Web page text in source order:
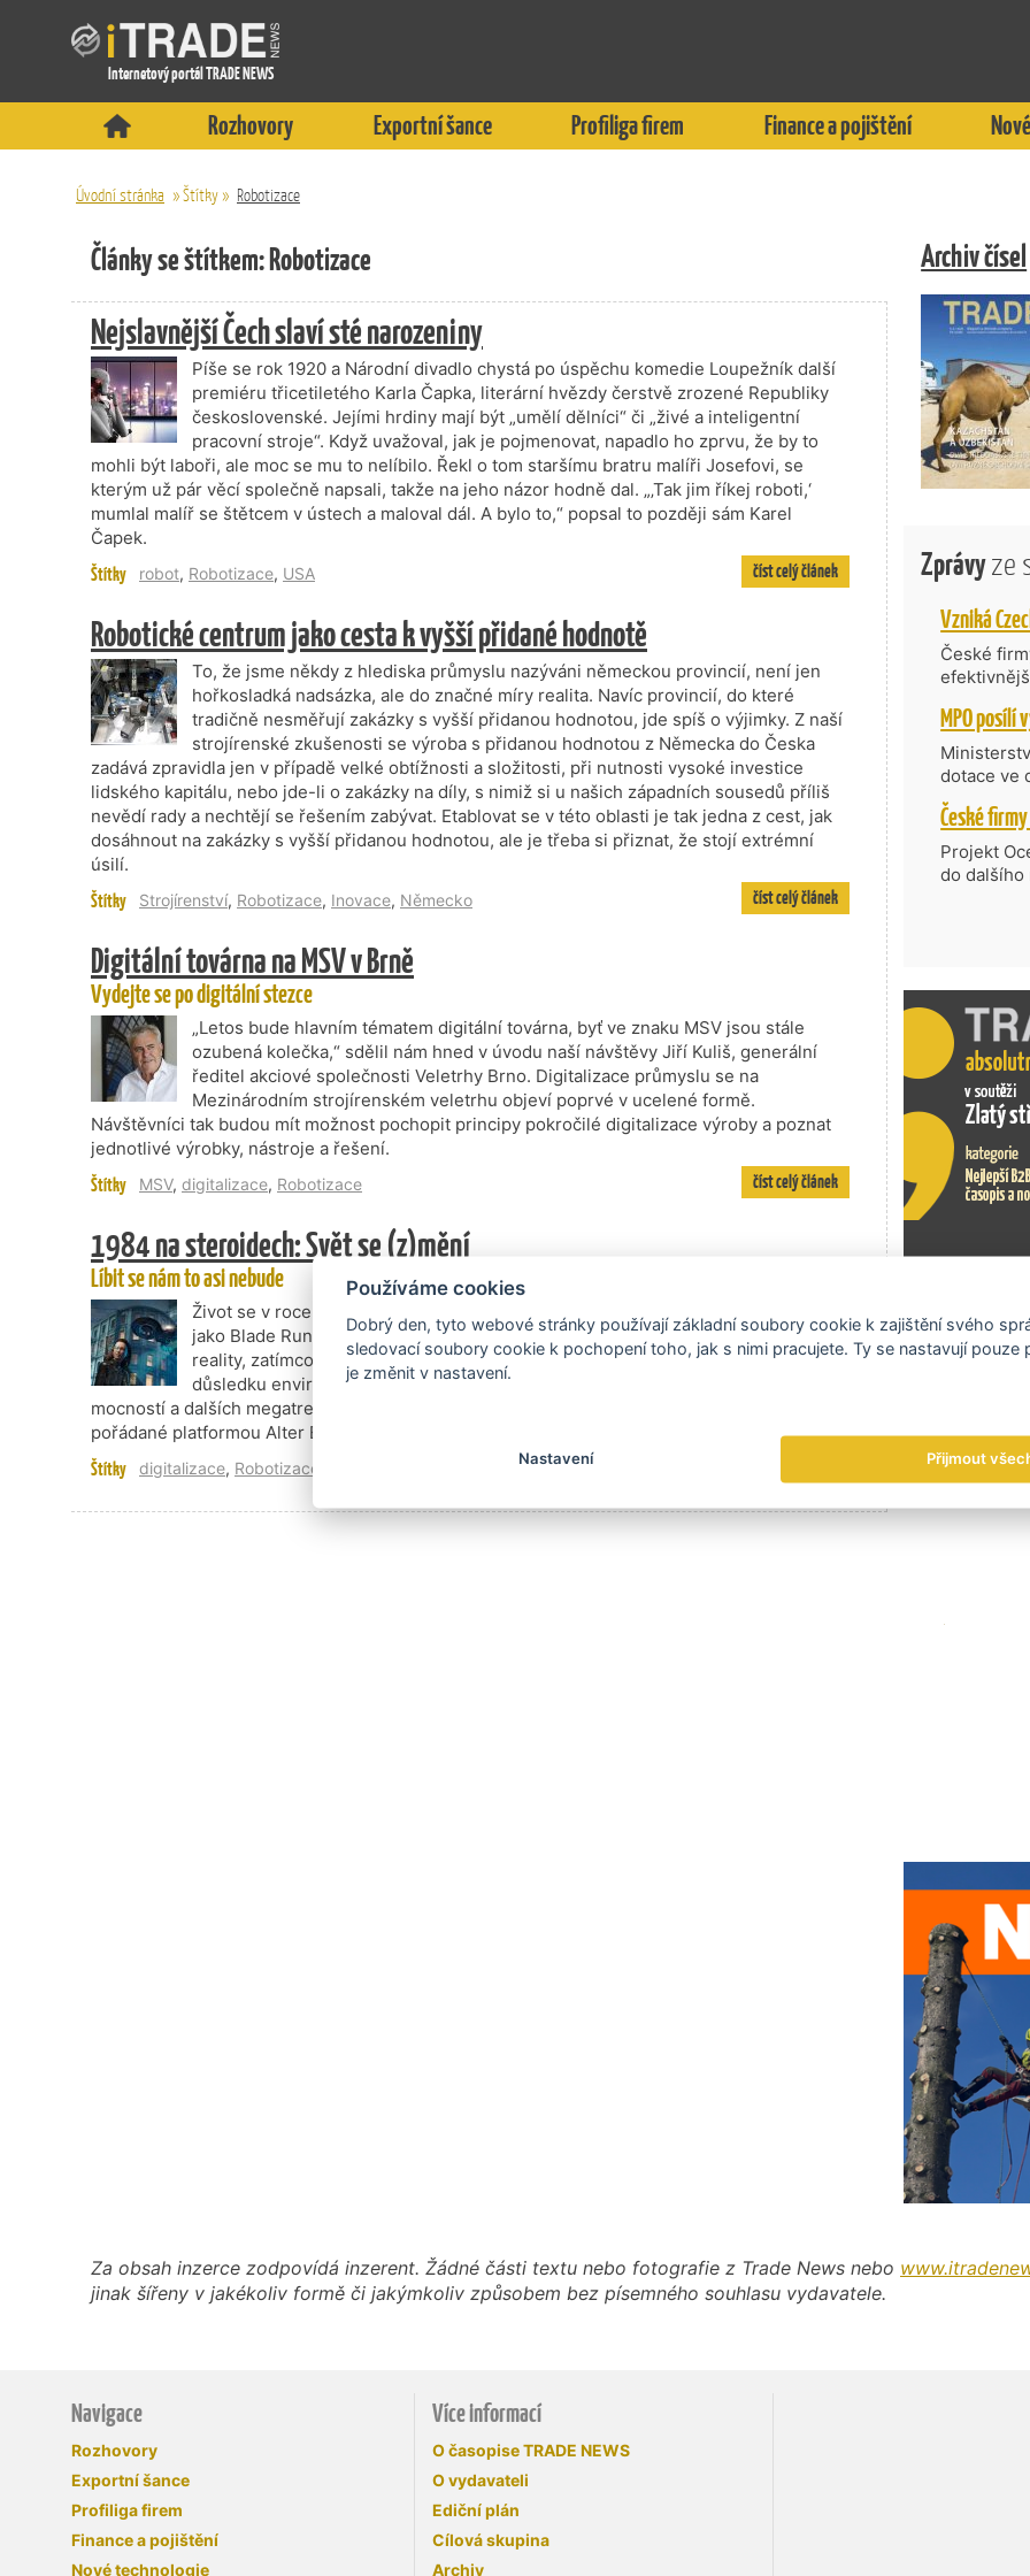
Internetový portál TRADE NEWS
Rozhovory Exportní šance Profiliga firem Finance a pojištění
Úvodní stránka »Štítky» Robotizace
Články se štítkem: Robotizace
Nejslavnější Čech slaví sté narozeniny
Píše se rok 1920 a Národní divadlo chystá po úspěchu komedie Loupežník další
premiéru třicetiletého Karla Čapka, literární hvězdy čerstvě zrozené Republiky
československé. Jejími hrdiny mají být „umělí dělníci“ či „živé a inteligentní
pracovní stroje“. Když uvažoval, jak je pojmenovat, napadlo ho zprvu, že by to
mohli být laboři, ale moc se mu to nelíbilo. Řekl o tom staršímu bratru malíři Josefovi, se
kterým už pár věcí společně napsali, takže na jeho názor hodně dal. „‚Tak jim říkej roboti,‘
mumlal malíř se štětcem v ústech a maloval dál. A bylo to,“ popsal to později sám Karel
Čapek.
Štítky robot, Robotizace, USA číst celý článek
Robotické centrum jako cesta k vyšší přidané hodnotě
To, že jsme někdy z hlediska průmyslu nazýváni německou provincií, není jen
hořkosladká nadsázka, ale do značné míry realita. Navíc provincií, do které
tradičně nesměřují zakázky s vyšší přidanou hodnotou, jde spíš o výjimky. Z naší
strojírenské zkušenosti se výroba s přidanou hodnotou z Německa do Česka
zadává zpravidla jen v případě velké obtížnosti a složitosti, při nutnosti vysoké investice
lidského kapitálu, nebo jde-li o zakázky na díly, s nimiž si u našich západních sousedů příliš
nevědí rady a nechtějí se řešením zabývat. Etablovat se v této oblasti je tak jedna z cest, jak
dosáhnout na zakázky s vyšší přidanou hodnotou, ale je třeba si přiznat, že stojí extrémní
úsilí.
Štítky Strojírenství, Robotizace, Inovace, Německo číst celý článek
Digitální továrna na MSV v Brně
Vydejte se po digitální stezce
„Letos bude hlavním tématem digitální továrna, byť ve znaku MSV jsou stále
ozubená kolečka,“ sdělil nám hned v úvodu naší návštěvy Jiří Kuliš, generální
ředitel akciové společnosti Veletrhy Brno. Digitalizace průmyslu se na
Mezinárodním strojírenském veletrhu objeví poprvé v ucelené formě.
Návštěvníci tak budou mít možnost pochopit principy pokročilé digitalizace výroby a poznat
jednotlivé výrobky, nástroje a řešení.
Štítky MSV, digitalizace, Robotizace číst celý článek
1984 na steroidech: Svět se (z)mění
Líbit se nám to asi nebude
Život se v roce 2054 bude v mnohém podobat temné vizi, kterou nabízejí filmy
jako Blade Runner. Chudá většina bude stále častěji utíkat za štěstím do virtuální
reality, zatímco ultrabohatí budou mít takřka neomezené možnosti. To vše v
důsledku environmentální degradace, migrace, rostoucího vlivu autoritářských
mocností a dalších megatrendů, které je možné sledovat už dnes, shodli se v rámci diskuze
pořádané platformou Alter Eko hlavní ekonom ČSOB Martin Kupka a autor sci-fi Ondřej Neff.
Štítky digitalizace, Robotizace
Archiv čísel
Zprávyze
České
nabídne
zahraniční
dotace ve
Transfer,
Částkou
umělé
do
Projekt
do dalšího
prosazují
nejen
příběh.
Exportní
Za obsah inzerce zodpovídá inzerent. Žádné části textu nebo fotografie z Trade News nebo
jinak šířeny v jakékoliv formě či jakýmkoliv způsobem bez písemného souhlasu vydavatele.
Navigace
Rozhovory
Exportní šance
Profiliga firem
Finance a pojištění
Nové technologie
Více informací
O časopise TRADE NEWS
O vydavateli
Ediční plán
Cílová skupina
Archiv
Používáme cookies
Dobrý den, tyto webové stránky používají základní soubory cookie k zajištění svého
sledovací soubory cookie k pochopení toho, jak s nimi pracujete. Ty se nastavují pouze
je změnit v nastavení.
Nastavení Přijmout